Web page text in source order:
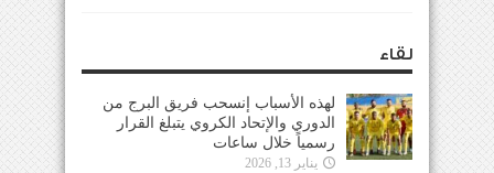
لقاء
لهذه الأسباب إنسحب فريق البرج من
الدوري والإتحاد الكروي يتبلغ القرار
رسمياً خلال ساعات
يناير 13, 2026